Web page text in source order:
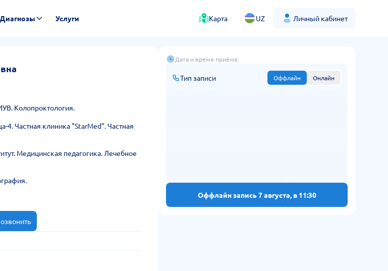
Диагнозы Услуги Карта UZ Личный кабинет
Колопроктология.
4. Частная клиника "StarMed". Частная
Медицинская педагогика. Лечебное
Дата и время приёма:
Тип записи Оффлайн Онлайн
Оффлайн запись 7 августа, в 11:30